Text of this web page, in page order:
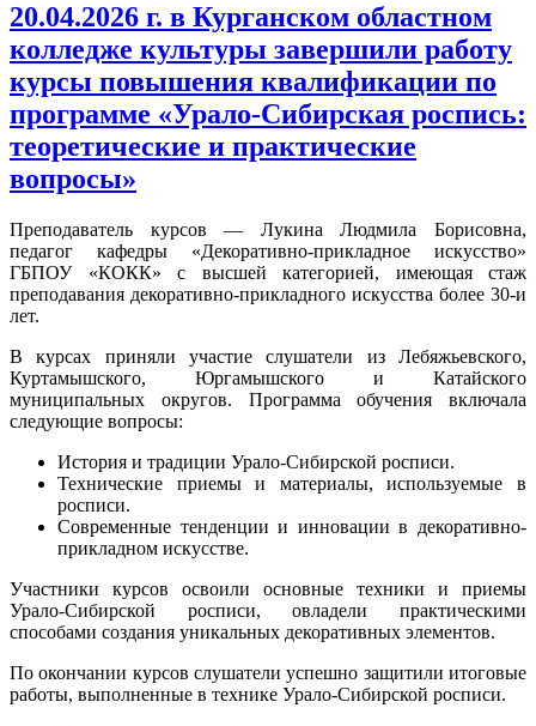
20.04.2026 г. в Курганском областном
колледже культуры завершили работу
курсы повышения квалификации по
программе «Урало-Сибирская роспись:
теоретические и практические
вопросы»
Преподаватель курсов — Лукина Людмила Борисовна,
педагог кафедры «Декоративно-прикладное искусство»
ГБПОУ «КОКК» с высшей категорией, имеющая стаж
преподавания декоративно-прикладного искусства более 30-и
лет.
В курсах приняли участие слушатели из Лебяжьевского,
Куртамышского, Юргамышского и Катайского
муниципальных округов. Программа обучения включала
следующие вопросы:
История и традиции Урало-Сибирской росписи.
Технические приемы и материалы, используемые в
росписи.
Современные тенденции и инновации в декоративно-
прикладном искусстве.
Участники курсов освоили основные техники и приемы
Урало-Сибирской росписи, овладели практическими
способами создания уникальных декоративных элементов.
По окончании курсов слушатели успешно защитили итоговые
работы, выполненные в технике Урало-Сибирской росписи.